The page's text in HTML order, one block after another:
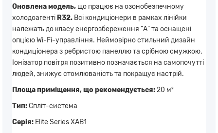
Оновлена ​​модель, що працює на озонобезпечному
холодоагенті R32. Всі кондиціонери в рамках лінійки
належать до класу енергозбереження "А" та оснащені
опцією Wi-Fi-управління. Неймовірно стильний дизайн
кондиціонера з ребристою панеллю та срібною смужкою.
Іонізатор повітря позитивно позначається на самопочутті
людей, знижує стомлюваність та покращує настрій.
Площа приміщення, що рекомендується:20 м²
Тип:Спліт-система
Серія: Elite Series XAB1